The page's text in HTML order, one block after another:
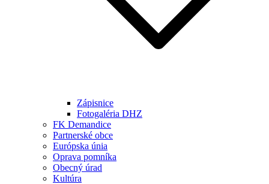
Zápisnice
Fotogaléria DHZ
FK Demandice
Partnerské obce
Európska únia
Oprava pomníka
Obecný úrad
Kultúra